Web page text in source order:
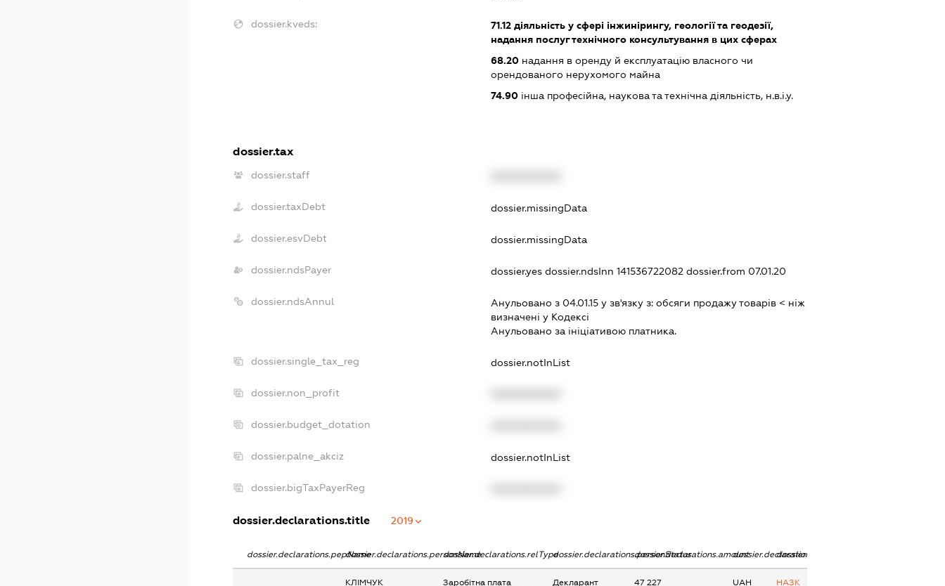
dossier.kveds: 71.12 діяльність у сфері інжинірингу, геології та геодезії,
надання послуг технічного консультування в цих сферах
68.20 надання в оренду й експлуатацію власного чи
орендованого нерухомого майна
74.90 інша професійна, наукова та технічна діяльність, н.в.і.у.
dossier.tax
dossier.staff
dossier.taxDebt dossier.missingData
dossier.esvDebt dossier.missingData
dossier.ndsPayer dossier.yesdossier.ndsInn 141536722082dossier.from 07.01.20
dossier.ndsAnnul Анульовано з 04.01.15 у зв'язку з:обсяги продажу товарiв < нiж
визначенi у Кодексi
Анульовано за iнiцiативою платника.
dossier.single_tax_reg dossier.notInList
dossier.non_profit
dossier.budget_dotation
dossier.palne_akciz dossier.notInList
dossier.bigTaxPayerReg
dossier.declarations.title 2019
dossier.declarations.pepNamedossier.declarations.personNamedossier.declarations.relTypedossier.declarations.personStatusdossier.declarations.amountdossier.declarations.currency
dossier.declarations.source
КЛІМЧУК
Заробітна плата
Декларант 47 227 UAH НАЗК